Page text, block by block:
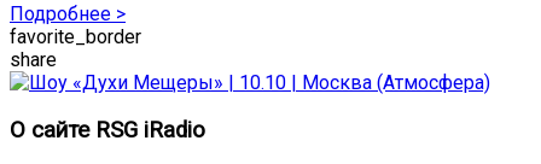
Подробнее >
favorite_border
share
О сайте RSG iRadio